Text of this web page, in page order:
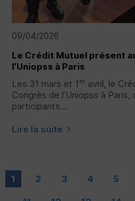
09/04/2026
Le Crédit Mutuel présent
l’Uniopss à Paris
Les 31 mars et 1 er avril, le
Congrès de l’Uniopss à Paris,
participants...
Lire la suite
1 2 3 4 5